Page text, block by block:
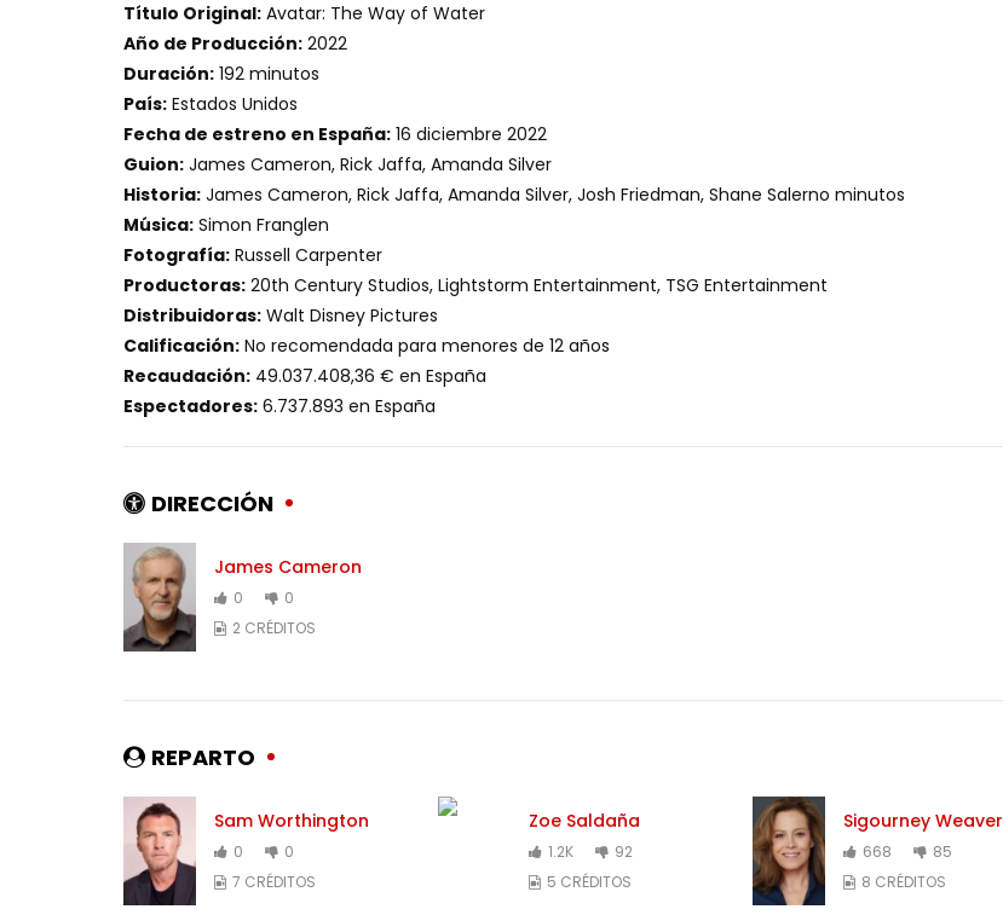
Título Original: Avatar: The Way of Water
Año de Producción: 2022
Duración: 192 minutos
País: Estados Unidos
Fecha de estreno en España: 16 diciembre 2022
Guion: James Cameron, Rick Jaffa, Amanda Silver
Historia: James Cameron, Rick Jaffa, Amanda Silver, Josh Friedman, Shane Salerno minutos
Música: Simon Franglen
Fotografía: Russell Carpenter
Productoras: 20th Century Studios, Lightstorm Entertainment, TSG Entertainment
Distribuidoras: Walt Disney Pictures
Calificación: No recomendada para menores de 12 años
Recaudación: 49.037.408,36 € en España
Espectadores: 6.737.893 en España
DIRECCIÓN
James Cameron
0
0
2 CRÉDITOS
REPARTO
Sam Worthington
0
0
7 CRÉDITOS
Zoe Saldaña
1.2K
92
5 CRÉDITOS
Sigourney Weaver
668
85
8 CRÉDITOS